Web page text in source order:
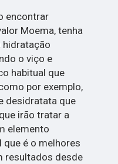
encontrar
Moema, tenha
hidratação
o viço e
habitual que
por exemplo,
desidratata que
irão tratar a
elemento
é o melhores
resultados desde